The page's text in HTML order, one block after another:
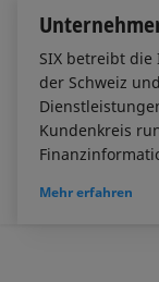
SIX betreibt
der Schweiz
Kundenkreis
Mehr erfahren